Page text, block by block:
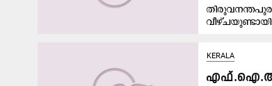
KERALA
എഫ്​.ഐ.ആർ